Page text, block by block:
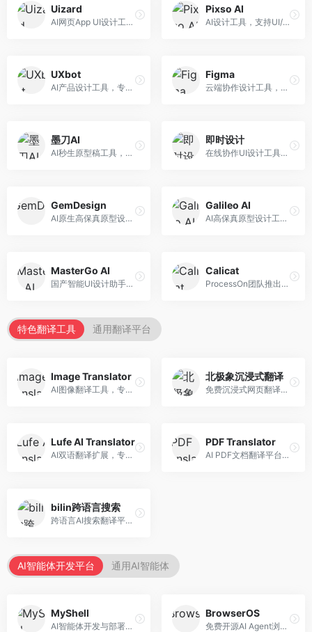
Uizard
AI网页App UI设计工具，专注于快速界面生成。面向产品经理和设计师，提供线框图转UI、界面生成、设计优化等服务，设计速度快。
Pixso AI
AI设计工具，支持UI/UX设计全流程。面向设计师和产品团队，提供界面生成、设计优化、协作评审等服务，国产替代方案，团队协作便捷。
UXbot
AI产品设计工具，专注于用户体验优化。面向UX设计师，提供用户研究、设计建议、可用性测试等服务，UX设计支持完善。
Figma
云端协作设计工具，整合AI设计辅助功能。面向UI/UX设计师和产品团队，提供界面设计、原型制作、团队协作等服务，协作功能强大，是UI设计领域的标杆产品。
墨刀AI
AI秒生原型稿工具，专注于快速原型设计。面向产品经理和设计师，提供原型生成、交互设计、团队协作等服务，原型制作效率高。
即时设计
在线协作UI设计工具，整合AI设计功能。面向设计师和产品团队，提供界面设计、原型制作、设计资源库等服务，国产协作设计平台。
GemDesign
AI原生高保真原型设计工具，专注于智能设计生成。面向设计师，提供界面生成、设计优化、原型制作等服务，设计自动化程度高。
Galileo AI
AI高保真原型设计工具，专注于UI界面生成。面向设计师和产品团队，提供界面生成、交互设计、设计优化等服务，界面质量高。
MasterGo AI
国产智能UI设计助手，专注于界面设计自动化。面向UI设计师，提供界面生成、组件设计、设计系统构建等服务，中文用户适配性好。
Calicat
ProcessOn团队推出的产设研协作平台，整合设计与协作功能。面向产品团队，提供设计协作、文档管理、团队沟通等服务，产研协作便捷。
特色翻译工具 通用翻译平台
Image Translator
AI图像翻译工具，专注于图片文字翻译。面向设计师和电商从业者，提供图片文字识别、翻译、替换等服务，图像翻译效果好。
北极象沉浸式翻译
免费沉浸式网页翻译工具，专注于阅读体验。面向普通用户，提供网页双语翻译、文档翻译等服务，免费使用，翻译质量高。
Lufe AI Translator
AI双语翻译扩展，专注于浏览器翻译场景。面向外语内容阅读者，提供网页双语翻译、划词翻译等服务，浏览器集成便捷。
PDF Translator
AI PDF文档翻译平台，专注于文档本地化。面向商务人士，提供PDF翻译、格式保留、批量处理等服务，文档翻译专业。
bilin跨语言搜索
跨语言AI搜索翻译平台，专注于信息获取。面向研究者和内容创作者，提供跨语言搜索、内容翻译、信息整合等服务，跨语言检索能力强。
AI智能体开发平台 通用AI智能体
MyShell
AI智能体开发与部署平台，专注于语音交互智能体。面向开发者，提供语音智能体创建、部署服务、社区分享等功能，语音交互能力强。
BrowserOS
免费开源AI Agent浏览器，专注于浏览器自动化。面向开发者，提供浏览器控制、任务自动化、API接口等服务，开源免费。